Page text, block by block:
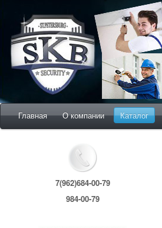
Главная О компании Каталог
7(962)684-00-79
984-00-79